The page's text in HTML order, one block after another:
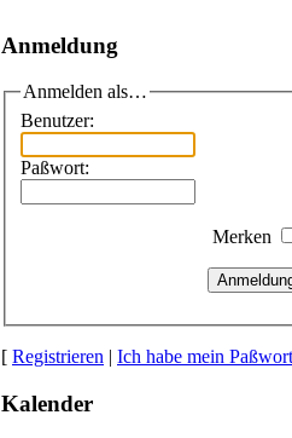
Anmeldung
Anmelden als…
Benutzer:
Paßwort:
Merken
[ Registrieren | Ich habe mein
Kalender